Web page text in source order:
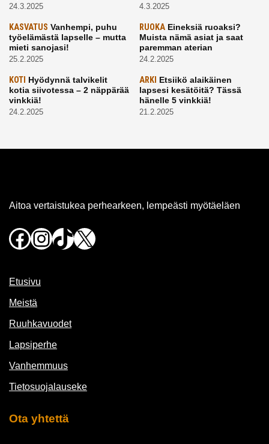
24.3.2025 4.3.2025
KASVATUS Vanhempi, puhu
työelämästä lapselle – mutta
mieti sanojasi!
25.2.2025
RUOKAEineksiä ruoaksi?
Muista nämä asiat ja saat
paremman aterian
24.2.2025
KOTI Hyödynnä talvikelit
kotia siivotessa – 2 näppärää
vinkkiä!
24.2.2025
ARKI Etsiikö alaikäinen
lapsesi kesätöitä? Tässä
hänelle 5 vinkkiä!
21.2.2025
Aitoa vertaistukea perhearkeen, lempeästi myötäeläen
Facebook
Instagram
TikTok
X
Etusivu
Meistä
Ruuhkavuodet
Lapsiperhe
Vanhemmuus
Tietosuojalauseke
Ota yhtettä